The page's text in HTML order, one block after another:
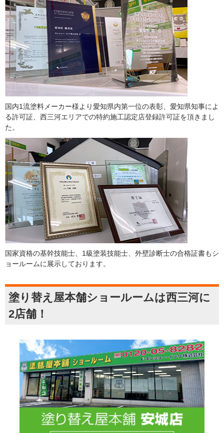
国内1流塗料メーカー様より愛知県内第一位の表彰、愛知県知事によ
る許可証、西三河エリアでの特約施工認定店登録許可証を頂きまし
た。
国家資格の基幹技能士、1級塗装技能士、外壁診断士の合格証書もシ
ョールームに展示しております。
塗り替え屋本舗ショールームは西三河に
2店舗！